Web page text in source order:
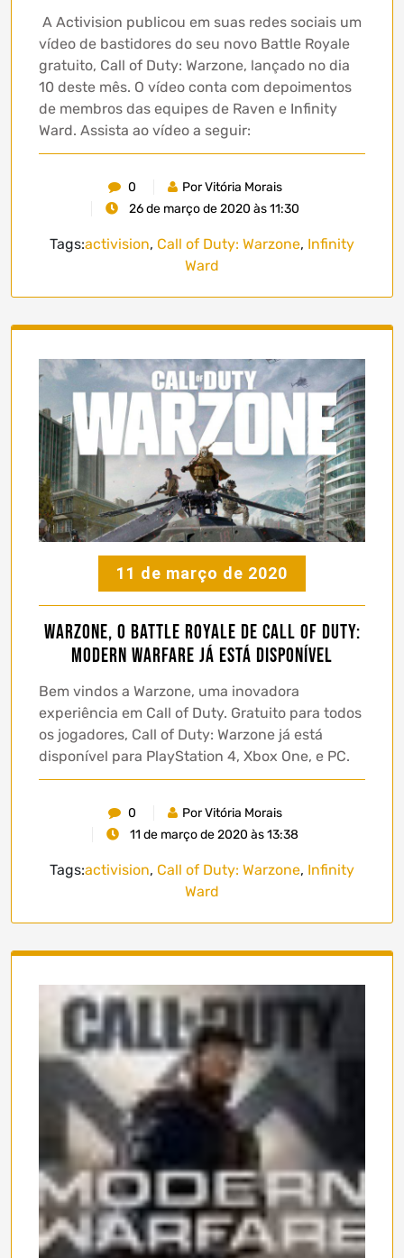
A Activision publicou em suas redes sociais um
vídeo de bastidores do seu novo Battle Royale
gratuito, Call of Duty: Warzone, lançado no dia
10 deste mês. O vídeo conta com depoimentos
de membros das equipes de Raven e Infinity
Ward. Assista ao vídeo a seguir:
0
Por Vitória Morais
26 de março de 2020 às 11:30
Tags:activision, Call of Duty: Warzone, Infinity
Ward
11 de março de 2020
Warzone, o Battle Royale de Call of Duty:
Modern Warfare já está disponível
Bem vindos a Warzone, uma inovadora
experiência em Call of Duty. Gratuito para todos
os jogadores, Call of Duty: Warzone já está
disponível para PlayStation 4, Xbox One, e PC.
0
Por Vitória Morais
11 de março de 2020 às 13:38
Tags:activision, Call of Duty: Warzone, Infinity
Ward